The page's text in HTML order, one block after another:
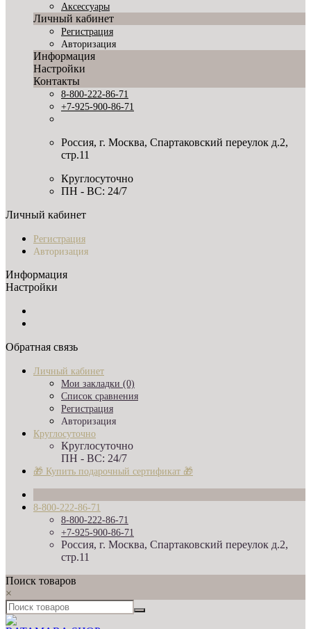
Аксессуары
Личный кабинет
Регистрация
Авторизация
Информация
Настройки
Контакты
8-800-222-86-71
+7-925-900-86-71
Россия, г. Москва, Спартаковский переулок д.2,
стр.11
Круглосуточно
ПН - ВС: 24/7
Личный кабинет
Регистрация
Авторизация
Информация
Настройки
Обратная связь
Личный кабинет
Мои закладки (0)
Список сравнения
Регистрация
Авторизация
Круглосуточно
Круглосуточно
ПН - ВС: 24/7
🎁 Купить подарочный сертификат 🎁
8-800-222-86-71
8-800-222-86-71
+7-925-900-86-71
Россия, г. Москва, Спартаковский переулок д.2,
стр.11
Поиск товаров
×